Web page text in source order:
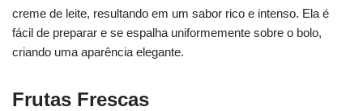
creme de leite, resultando em um sabor rico e intenso. Ela é
fácil de preparar e se espalha uniformemente sobre o bolo,
criando uma aparência elegante.
Frutas Frescas